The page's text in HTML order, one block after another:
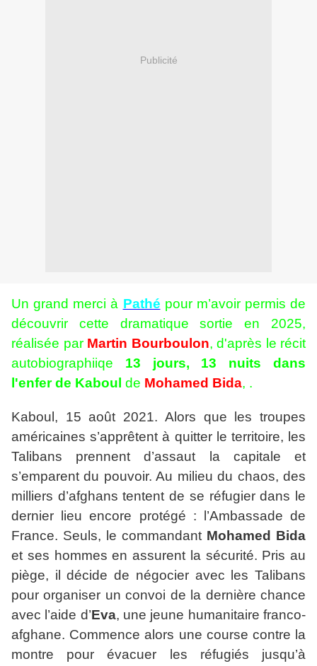
Publicité
Un grand merci à Pathé pour m’avoir permis de
découvrir cette dramatique sortie en 2025,
réalisée par Martin Bourboulon, d'après le récit
autobiographiiqe 13 jours, 13 nuits dans
l'enfer de Kaboul de Mohamed Bida, .
Kaboul, 15 août 2021. Alors que les troupes
américaines s’apprêtent à quitter le territoire, les
Talibans prennent d’assaut la capitale et
s’emparent du pouvoir. Au milieu du chaos, des
milliers d’afghans tentent de se réfugier dans le
dernier lieu encore protégé : l’Ambassade de
France. Seuls, le commandant Mohamed Bida
et ses hommes en assurent la sécurité. Pris au
piège, il décide de négocier avec les Talibans
pour organiser un convoi de la dernière chance
avec l’aide d’Eva, une jeune humanitaire franco-
afghane. Commence alors une course contre la
montre pour évacuer les réfugiés jusqu’à